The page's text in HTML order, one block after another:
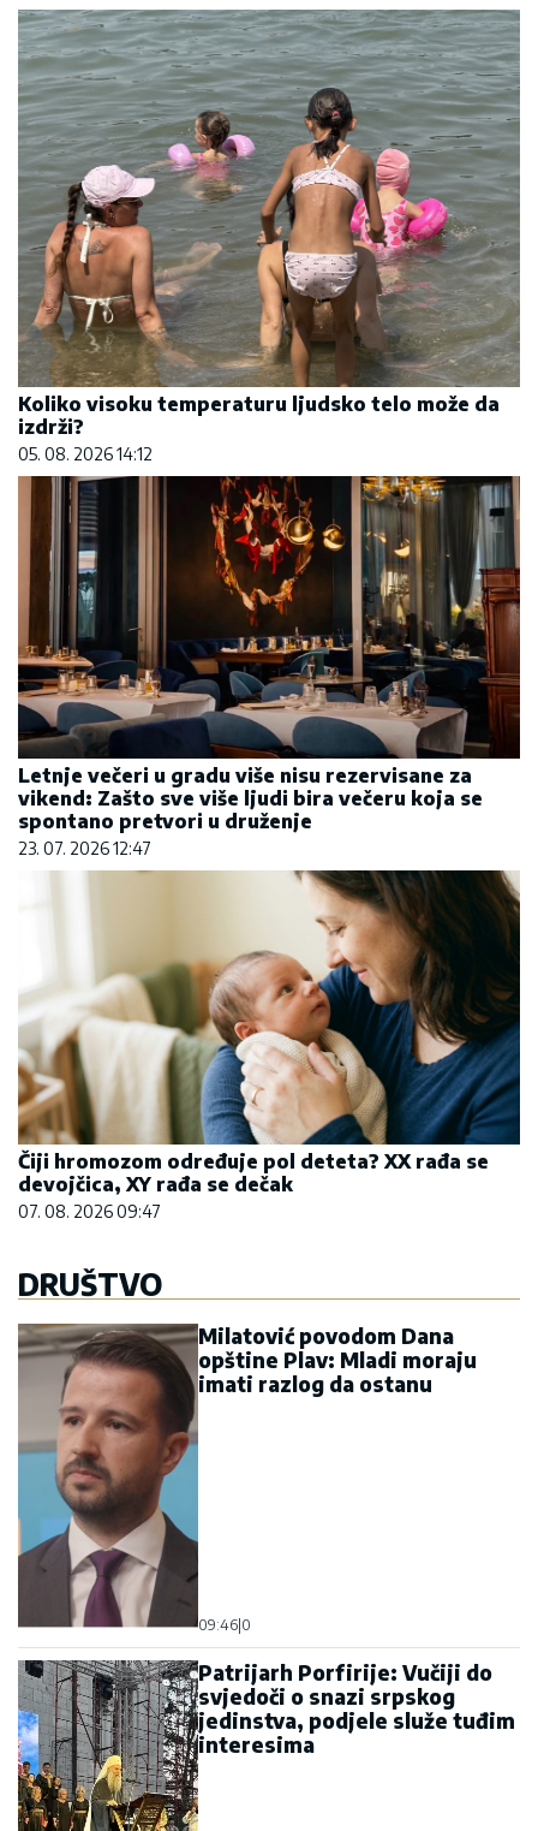
Koliko visoku temperaturu ljudsko telo može da
izdrži?
05. 08. 2026 14:12
Letnje večeri u gradu više nisu rezervisane za
vikend: Zašto sve više ljudi bira večeru koja se
spontano pretvori u druženje
23. 07. 2026 12:47
Čiji hromozom određuje pol deteta? XX rađa se
devojčica, XY rađa se dečak
07. 08. 2026 09:47
DRUŠTVO
Milatović povodom Dana
opštine Plav: Mladi moraju
imati razlog da ostanu
09:46 0
Patrijarh Porfirije: Vučiji do
svjedoči o snazi srpskog
jedinstva, podjele služe tuđim
interesima